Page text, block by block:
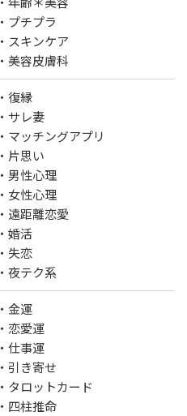
・プチプラ
・スキンケア
・美容皮膚科
・復縁
・サレ妻
・マッチングアプリ
・片思い
・男性心理
・女性心理
・遠距離恋愛
・婚活
・失恋
・夜テク系
・金運
・恋愛運
・仕事運
・引き寄せ
・タロットカード
・四柱推命